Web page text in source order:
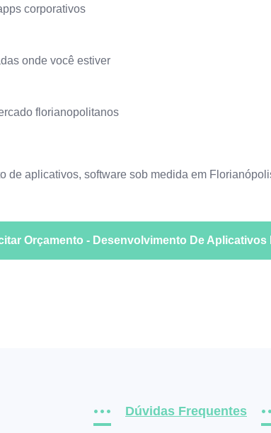
corporativos
onde você estiver
florianopolitanos
de aplicativos, software sob medida em
Orçamento - Desenvolvimento De Aplicativos
Dúvidas Frequentes